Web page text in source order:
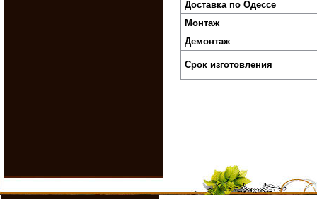
Доставка по Одессе
Монтаж
Демонтаж
Срок изготовления